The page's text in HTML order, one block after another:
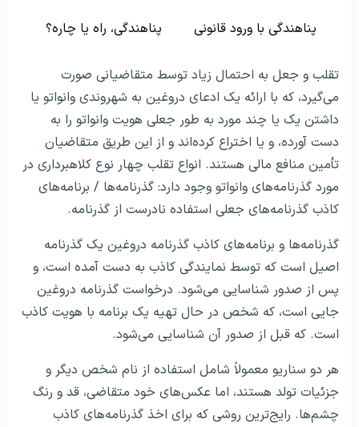
پناهندگی با ورود قانونی پناهندگی، راه یا چاره؟
تقلب و جعل به احتمال زیاد توسط متقاضیانی صورت
می‌گیرد، که با ارائه یک ادعای دروغین به شهروندی وانواتو یا
داشتن یک یا چند مورد به طور جعلی هویت وانواتو را به
دست آورده، و یا اختراع کرده‌اند و از این طریق متقاضیان
تأمین منافع مالی هستند. انواع تقلب چهار نوع کلاهبرداری در
مورد گذرنامه‌های وانواتو وجود دارد: گذرنامه‌ها / برنامه‌های
کاذب گذرنامه‌های جعلی استفاده نادرست از گذرنامه.
گذرنامه‌ها و برنامه‌های کاذب گذرنامه دروغین یک گذرنامه
اصیل است که توسط نمایندگی کاذب به دست آمده است، و
پس از صدور شناسایی می‌شود. درخواست گذرنامه دروغین
جایی است، که شخص در حال تهیه یک برنامه با هویت کاذب
است. که قبل از صدور آن شناسایی می‌شود.
هر دو سناریو معمولاً شامل استفاده از نام شخص دیگر و
جزئیات تولد هستند، اما عکس‌های خود متقاضی، قد و رنگ
چشم‌ها. رایج‌ترین روشی که برای اخذ گذرنامه‌های کاذب